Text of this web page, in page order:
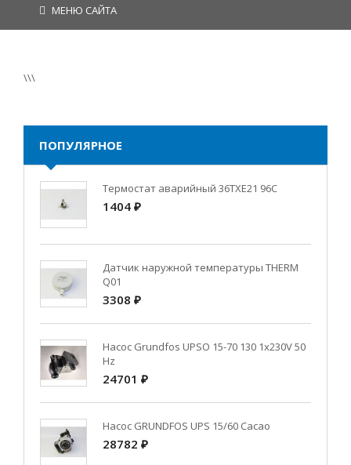
МЕНЮ САЙТА
\\\
ПОПУЛЯРНОЕ
Термостат аварийный 36TXE21 96C
1404 ₽
Датчик наружной температуры THERM
Q01
3308 ₽
Насос Grundfos UPSO 15-70 130 1x230V 50
Hz
24701 ₽
Насос GRUNDFOS UPS 15/60 Cacao
28782 ₽